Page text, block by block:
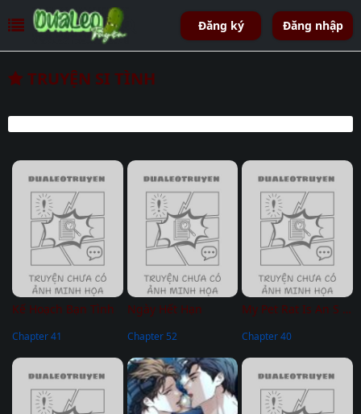
Đăng ký Đăng nhập
TRUYỆN SI TÌNH
Kế Hoạch Bạn Tình
Chapter 41
Ngày Hết Hạn
Chapter 52
My Pet Rat Is An S Class Awakener
Chapter 40